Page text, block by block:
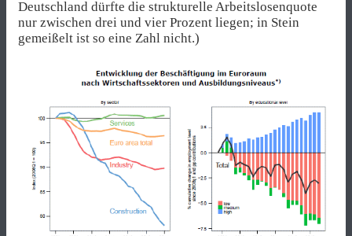
Deutschland dürfte die strukturelle Arbeitslosenquote
nur zwischen drei und vier Prozent liegen; in Stein
gemeißelt ist so eine Zahl nicht.)